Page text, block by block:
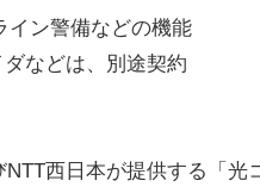
ン警備などの機能
などは、別途契約
西日本が提供する「光